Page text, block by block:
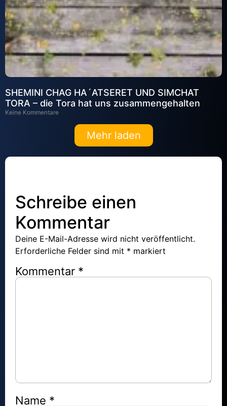
SHEMINI CHAG HA´ATSERET UND SIMCHAT
TORA – die Tora hat uns zusammengehalten
Keine Kommentare
Mehr laden
Schreibe einen
Kommentar
Deine E-Mail-Adresse wird nicht veröffentlicht.
Erforderliche Felder sind mit * markiert
Kommentar *
Name *